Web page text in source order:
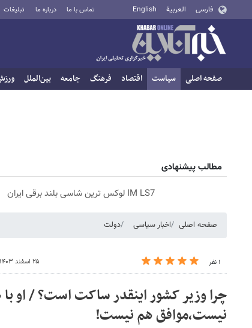
فارسی العربية English تماس با ما درباره ما تبلیغات
صفحه اصلی سیاست اقتصاد فرهنگ جامعه بین‌الملل
مطالب پیشنهادی
IM LS7 لوکس ترین شاسی بلند برقی ایران
صفحه اصلی اخبار سیاسی دولت
۱ نفر ۲۵ اسفند ۱۴۰۳ - ۰۷:۲۰
چرا وزیر کشور اینقدر ساکت است؟ / او
نیست،موافق هم نیست!